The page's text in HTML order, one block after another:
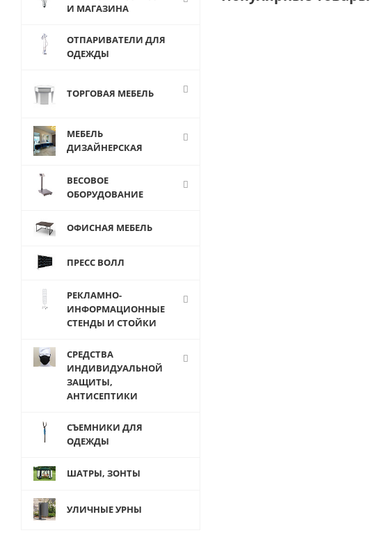
И МАГАЗИНА
ОТПАРИВАТЕЛИ ДЛЯ
ОДЕЖДЫ
ТОРГОВАЯ МЕБЕЛЬ
МЕБЕЛЬ
ДИЗАЙНЕРСКАЯ
ВЕСОВОЕ
ОБОРУДОВАНИЕ
ОФИСНАЯ МЕБЕЛЬ
ПРЕСС ВОЛЛ
РЕКЛАМНО-
ИНФОРМАЦИОННЫЕ
СТЕНДЫ И СТОЙКИ
СРЕДСТВА
ИНДИВИДУАЛЬНОЙ
ЗАЩИТЫ,
АНТИСЕПТИКИ
СЪЕМНИКИ ДЛЯ
ОДЕЖДЫ
ШАТРЫ, ЗОНТЫ
УЛИЧНЫЕ УРНЫ